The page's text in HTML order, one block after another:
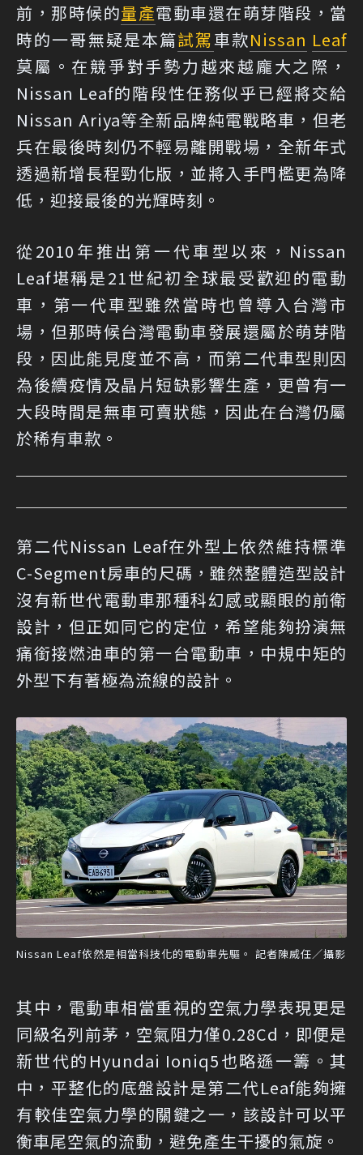
前，那時候的量產電動車還在萌芽階段，當
時的一哥無疑是本篇試駕車款Nissan Leaf
莫屬。在競爭對手勢力越來越龐大之際，
Nissan Leaf的階段性任務似乎已經將交給
Nissan Ariya等全新品牌純電戰略車，但老
兵在最後時刻仍不輕易離開戰場，全新年式
透過新增長程勁化版，並將入手門檻更為降
低，迎接最後的光輝時刻。
從2010年推出第一代車型以來，Nissan
Leaf堪稱是21世紀初全球最受歡迎的電動
車，第一代車型雖然當時也曾導入台灣市
場，但那時候台灣電動車發展還屬於萌芽階
段，因此能見度並不高，而第二代車型則因
為後續疫情及晶片短缺影響生產，更曾有一
大段時間是無車可賣狀態，因此在台灣仍屬
於稀有車款。
第二代Nissan Leaf在外型上依然維持標準
C-Segment房車的尺碼，雖然整體造型設計
沒有新世代電動車那種科幻感或顯眼的前衛
設計，但正如同它的定位，希望能夠扮演無
痛銜接燃油車的第一台電動車，中規中矩的
外型下有著極為流線的設計。
Nissan Leaf依然是相當科技化的電動車先驅。 記者陳威任／攝影
其中，電動車相當重視的空氣力學表現更是
同級名列前茅，空氣阻力僅0.28Cd，即便是
新世代的Hyundai Ioniq5也略遜一籌。其
中，平整化的底盤設計是第二代Leaf能夠擁
有較佳空氣力學的關鍵之一，該設計可以平
衡車尾空氣的流動，避免產生干擾的氣旋。